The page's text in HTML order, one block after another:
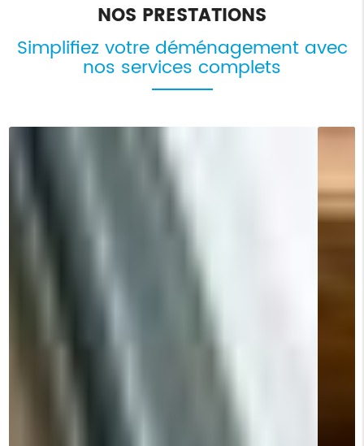
NOS PRESTATIONS
Simplifiez votre déménagement avec
nos services complets